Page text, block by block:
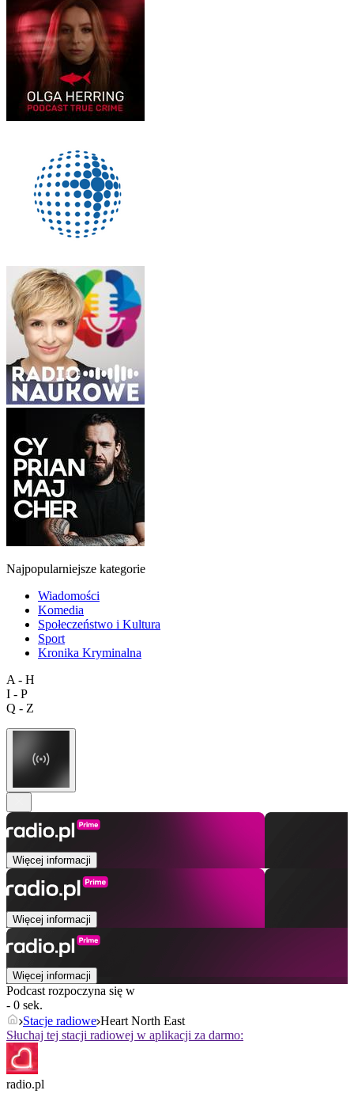
Najpopularniejsze kategorie
Wiadomości
Komedia
Społeczeństwo i Kultura
Sport
Kronika Kryminalna
A - H
I - P
Q - Z
Więcej informacji
Więcej informacji
Więcej informacji
Podcast rozpoczyna się w
- 0 sek.
Stacje radiowe Heart North East
Słuchaj tej stacji radiowej w aplikacji za darmo:
radio.pl